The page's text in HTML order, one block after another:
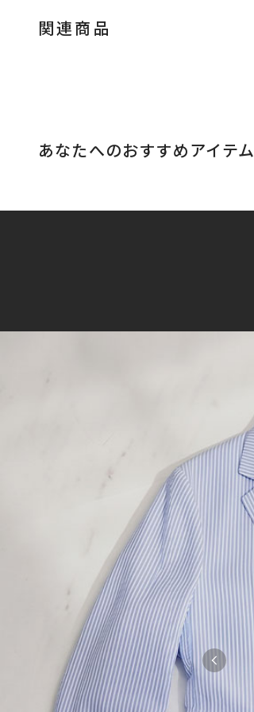
関連商品
あなたへのおすすめアイテム